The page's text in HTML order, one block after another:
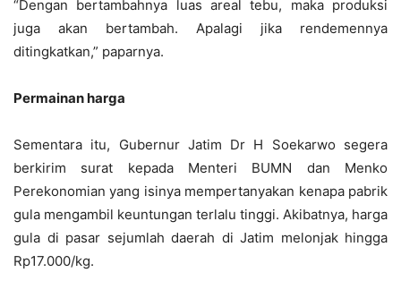
“Dengan bertambahnya luas areal tebu, maka produksi
juga akan bertambah. Apalagi jika rendemennya
ditingkatkan,” paparnya.
Permainanharga
Sementara itu, Gubernur Jatim Dr H Soekarwo segera
berkirim surat kepada Menteri BUMN dan Menko
Perekonomian yang isinya mempertanyakan kenapa pabrik
gula mengambil keuntungan terlalu tinggi. Akibatnya, harga
gula di pasar sejumlah daerah di Jatim melonjak hingga
Rp17.000/kg.